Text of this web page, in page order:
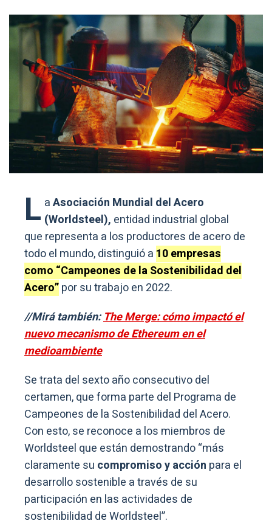
L aAsociación Mundial del Acero
(Worldsteel), entidad industrial global
que representa a los productores de acero de
todo el mundo, distinguió a 10 empresas
como “Campeones de la Sostenibilidad del
Acero”por su trabajo en 2022.
//Mirá también:The Merge: cómo impactó el
nuevo mecanismo de Ethereum en el
medioambiente
Se trata del sexto año consecutivo del
certamen, que forma parte del Programa de
Campeones de la Sostenibilidad del Acero.
Con esto, se reconoce a los miembros de
Worldsteel que están demostrando “más
claramente su compromiso y acción para el
desarrollo sostenible a través de su
participación en las actividades de
sostenibilidad de Worldsteel”.